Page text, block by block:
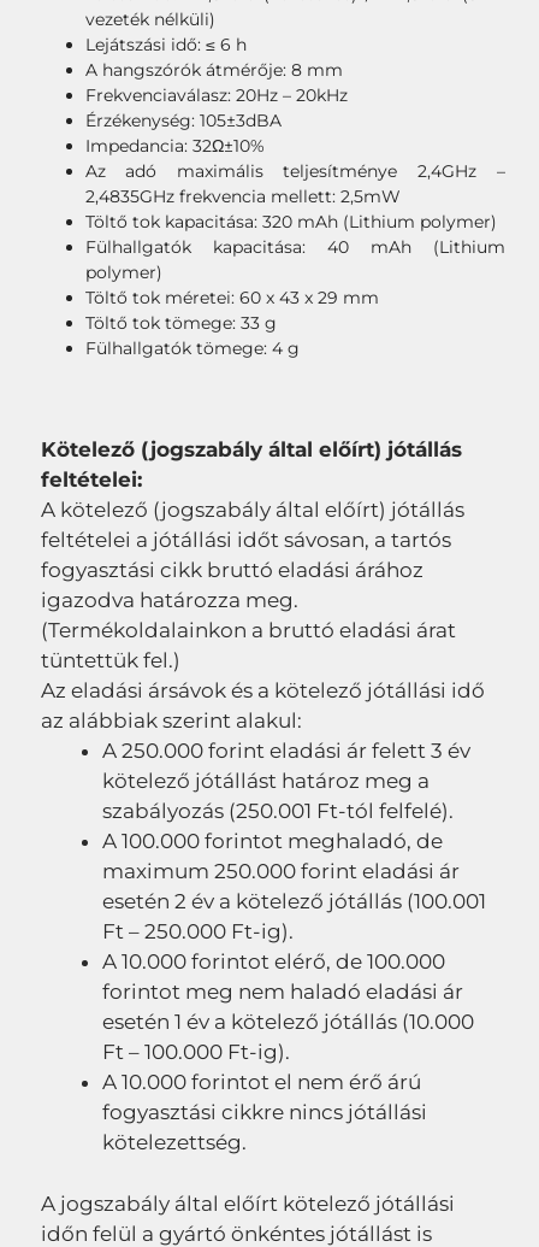
vezeték nélküli)
Lejátszási idő: ≤ 6 h
A hangszórók átmérője: 8 mm
Frekvenciaválasz: 20Hz – 20kHz
Érzékenység: 105±3dBA
Impedancia: 32Ω±10%
Az adó maximális teljesítménye 2,4GHz –
2,4835GHz frekvencia mellett: 2,5mW
Töltő tok kapacitása: 320 mAh (Lithium polymer)
Fülhallgatók kapacitása: 40 mAh (Lithium
polymer)
Töltő tok méretei: 60 x 43 x 29 mm
Töltő tok tömege: 33 g
Fülhallgatók tömege: 4 g
Kötelező (jogszabály által előírt) jótállás
feltételei:
A kötelező (jogszabály által előírt) jótállás
feltételei a jótállási időt sávosan, a tartós
fogyasztási cikk bruttó eladási árához
igazodva határozza meg.
(Termékoldalainkon a bruttó eladási árat
tüntettük fel.)
Az eladási ársávok és a kötelező jótállási idő
az alábbiak szerint alakul:
A 250.000 forint eladási ár felett 3 év
kötelező jótállást határoz meg a
szabályozás (250.001 Ft-tól felfelé).
A 100.000 forintot meghaladó, de
maximum 250.000 forint eladási ár
esetén 2 év a kötelező jótállás (100.001
Ft – 250.000 Ft-ig).
A 10.000 forintot elérő, de 100.000
forintot meg nem haladó eladási ár
esetén 1 év a kötelező jótállás (10.000
Ft – 100.000 Ft-ig).
A 10.000 forintot el nem érő árú
fogyasztási cikkre nincs jótállási
kötelezettség.
A jogszabály által előírt kötelező jótállási
időn felül a gyártó önkéntes jótállást is